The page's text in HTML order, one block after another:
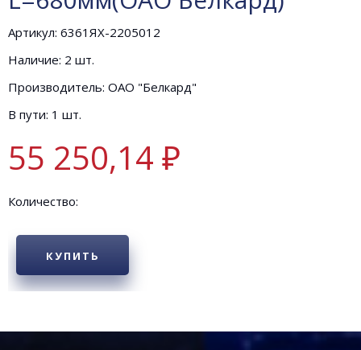
Артикул: 6361ЯХ-2205012
Наличие: 2 шт.
Производитель: ОАО "Белкард"
В пути: 1 шт.
55 250,14 ₽
Количество:
КУПИТЬ